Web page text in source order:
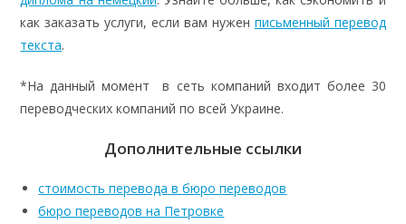
как заказать услуги, если вам нужен письменный перевод
текста.
*На данный момент в сеть компаний входит более 30
переводческих компаний по всей Украине.
Дополнительные ссылки
стоимость перевода в бюро переводов
бюро переводов на Петровке